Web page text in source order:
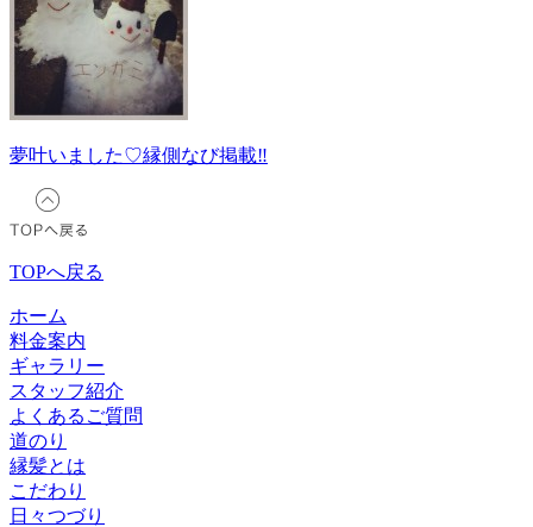
夢叶いました♡縁側なび掲載‼︎
TOPへ戻る
ホーム
料金案内
ギャラリー
スタッフ紹介
よくあるご質問
道のり
縁髪とは
こだわり
日々つづり